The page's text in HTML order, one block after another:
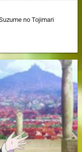
no Tojimari